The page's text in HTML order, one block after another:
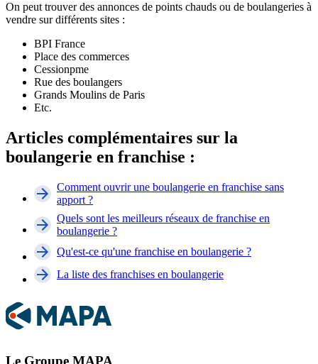
On peut trouver des annonces de points chauds ou de boulangeries à
vendre sur différents sites :
BPI France
Place des commerces
Cessionpme
Rue des boulangers
Grands Moulins de Paris
Etc.
Articles complémentaires sur la
boulangerie en franchise :
Comment ouvrir une boulangerie en franchise sans
apport ?
Quels sont les meilleurs réseaux de franchise en
boulangerie ?
Qu'est-ce qu'une franchise en boulangerie ?
La liste des franchises en boulangerie
Le Groupe MAPA